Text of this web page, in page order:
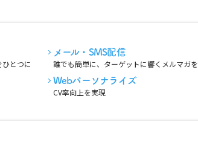
とつに
メール・SMS配信
誰でも簡単に、ターゲットに響くメルマガを
Webパーソナライズ
CV率向上を実現